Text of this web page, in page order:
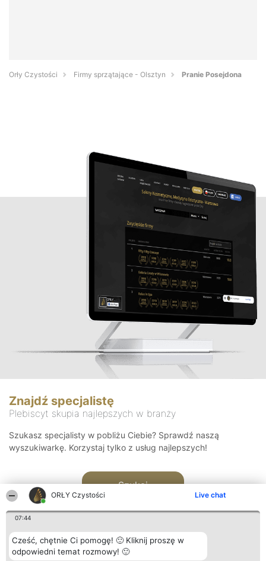
ORŁY Czystości Live chat
07:44
Cześć, chętnie Ci pomogę! 🙂 Kliknij proszę w
odpowiedni temat rozmowy! 🙂
Orły Czystości Firmy sprzątające - Olsztyn Pranie Posejdona
Znajdź specjalistę
Plebiscyt skupia najlepszych w branży
Szukasz specjalisty w pobliżu Ciebie? Sprawdź naszą
wyszukiwarkę. Korzystaj tylko z usług najlepszych!
Szukaj